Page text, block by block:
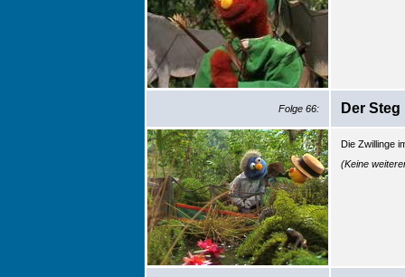
Folge 66: Der Steg
Die Zwillinge
(Keine